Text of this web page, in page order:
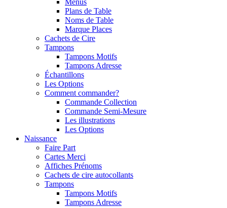
Menus
Plans de Table
Noms de Table
Marque Places
Cachets de Cire
Tampons
Tampons Motifs
Tampons Adresse
Échantillons
Les Options
Comment commander?
Commande Collection
Commande Semi-Mesure
Les illustrations
Les Options
Naissance
Faire Part
Cartes Merci
Affiches Prénoms
Cachets de cire autocollants
Tampons
Tampons Motifs
Tampons Adresse